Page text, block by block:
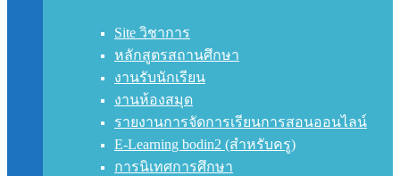
Site วิชาการ
หลักสูตรสถานศึกษา
งานรับนักเรียน
งานห้องสมุด
รายงานการจัดการเรียนการสอนออนไลน์
E-Learning bodin2 (สำหรับครู)
การนิเทศการศึกษา